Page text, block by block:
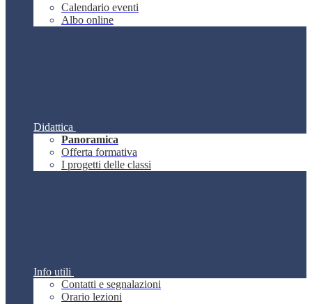
Calendario eventi
Albo online
Didattica
Panoramica
Offerta formativa
I progetti delle classi
Info utili
Contatti e segnalazioni
Orario lezioni